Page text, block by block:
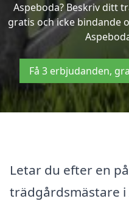
Aspeboda? Beskriv ditt
gratis och icke
Få 3 erbjudanden,
Letar du efter en
trädgårdsmästare i